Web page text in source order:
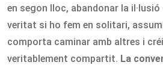
en segon lloc, abandonar la il·lusió
veritat si ho fem en solitari,
comporta caminar amb altres i
veritablement compartit. La